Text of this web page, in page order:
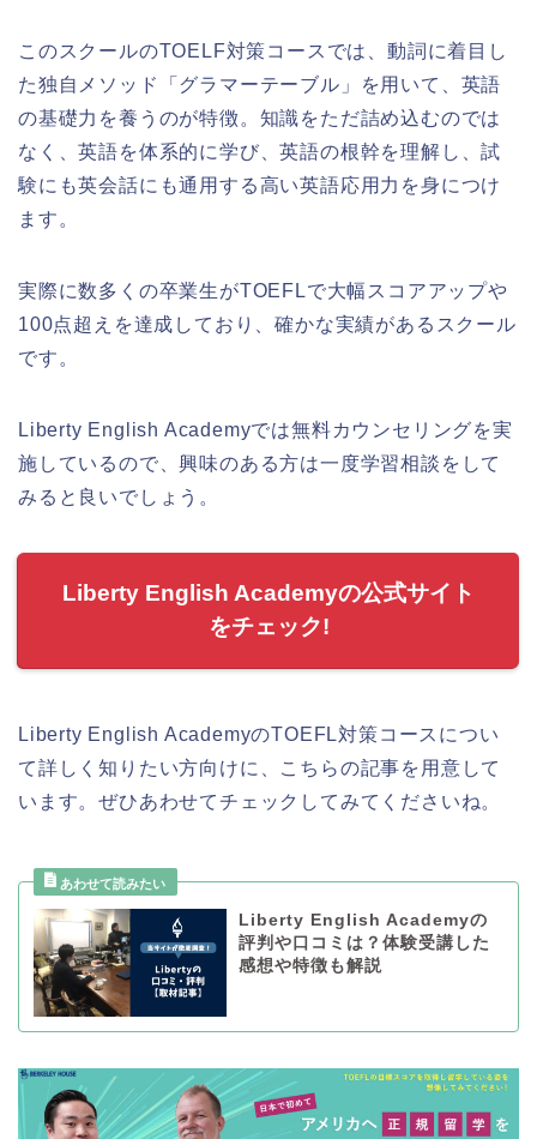
このスクールのTOELF対策コースでは、動詞に着目し
た独自メソッド「グラマーテーブル」を用いて、英語
の基礎力を養うのが特徴。知識をただ詰め込むのでは
なく、英語を体系的に学び、英語の根幹を理解し、試
験にも英会話にも通用する高い英語応用力を身につけ
ます。
実際に数多くの卒業生がTOEFLで大幅スコアアップや
100点超えを達成しており、確かな実績があるスクール
です。
Liberty English Academyでは無料カウンセリングを実
施しているので、興味のある方は一度学習相談をして
みると良いでしょう。
Liberty English Academyの公式サイト
をチェック!
Liberty English AcademyのTOEFL対策コースについ
て詳しく知りたい方向けに、こちらの記事を用意して
います。ぜひあわせてチェックしてみてくださいね。
Liberty English Academyの
評判や口コミは？体験受講した
感想や特徴も解説